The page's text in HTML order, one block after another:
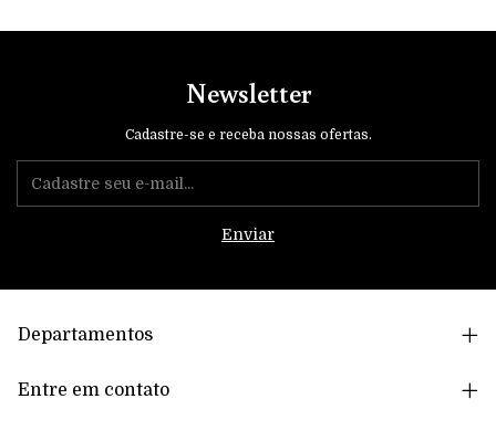
Newsletter
Cadastre-se e receba nossas ofertas.
Departamentos
Entre em contato